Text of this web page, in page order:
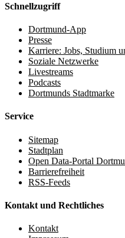
Schnellzugriff
Dortmund-App
Presse
Karriere: Jobs, Studium
Soziale Netzwerke
Livestreams
Podcasts
Dortmunds Stadtmarke
Service
Sitemap
Stadtplan
Open Data-Portal
Barrierefreiheit
RSS-Feeds
Kontakt und Rechtliches
Kontakt